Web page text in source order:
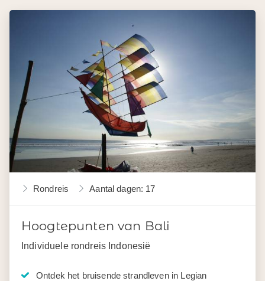
Rondreis Aantal dagen: 17
Hoogtepunten van Bali
Individuele rondreis Indonesië
Ontdek het bruisende strandleven in Legian